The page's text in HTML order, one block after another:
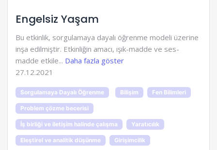
Engelsiz Yaşam
Bu etkinlik, sorgulamaya dayalı öğrenme modeli üzerine
inşa edilmiştir. Etkinliğin amacı, ışık-madde ve ses-
madde etkile... Daha fazla göster
27.12.2021
Sorgulamaya Dayalı Öğrenme Bilişim Fen Bilimleri
Problem çözme becerisi
İş birliği ve iletişim halinde çalışma Yaratıcılık
Eleştirel ve analitik düşünme Girişimcilik